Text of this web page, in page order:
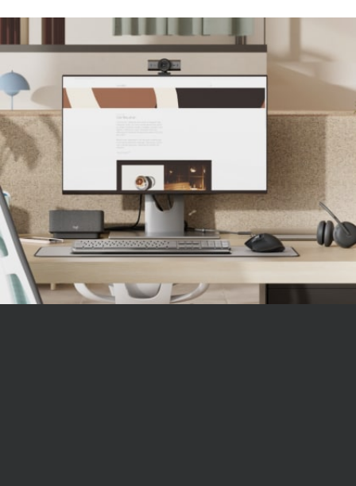
สำหรับMicrosoft Teams,Zoom,Google
Works With Chromebookและเข้ากันได้กับ
แพลตฟอร์มการประชุมผ่านวิดีโอส่วนใหญ่
ความเป็นส่วนตัวออนดีมานด์
ฉากปิดเพื่อความเป็นส่วนตัวในตัวมอบความสบายใจ
ให้กับผู้ใช้ ลูกบิดเรียบง่ายบนวงแหวนเลนส์ช่วยให้เปิด
หรือปิดฉากปิดเลนส์ได้ง่าย สีของชัตเตอร์ตัดกันช่วย
ให้พนักงานมั่นใจได้ว่ากล้องถูกใช้งานอยู่หรือไม่
ความปลอดภัยและการจัดการจากระยะ
ไกล
MX Brio 705 for Business ให้ความสบายใจสำหรับ
ฝ่าย IT การออกแบบบูตที่ปลอดภัยให้ความปลอดภัย
ในขณะที่เว็บแคมถูกใช้งาน และป้องกันผู้ใช้จากการ
ดำเนินการที่ไม่ได้รับอนุญาต ฝ่าย IT สามารถจัดการ
เว็บแคมจากระยะไกลได้อย่างปลอดภัยด้วย Logitech
ตัวเลือกที่คุณจะรู้สึกดี
Logitech มุ่งมั่นที่จะร่วมสร้างโลกที่ยั่งยืนมากขึ้น เราทำงาน
อย่างแข็งขันเพื่อลดผลกระทบต่อสิ่งแวดล้อมและเร่งความเร็ว
ให้เกิดการเปลี่ยนแปลงระดับสังคม
เรียนรู้เพิ่มเติมเกี่ยวกับโครงการริเริ่มด้านความยั่งยืนของ
ผลิตด้วยพลาสติกรีไซเคิล
ส่วนประกอบพลาสติกใน MX Brio 705 เพื่อธุรกิจ ประกอบ
ด้วยพลาสติกรีไซเคิลผ่านการบริโภคที่ผ่านการรับรอง 82%14ไม่ร
เพื่อมอบชีวิตที่สองให้กับพลาสติกที่สิ้นสุดอายุการใช้งานจาก
อุปกรณ์อิเล็กทรอนิกส์เครื่องเก่า และช่วยลดรอยเท้าคาร์บอน
เกี่ยวกับพลาสติกรีไซเคิล